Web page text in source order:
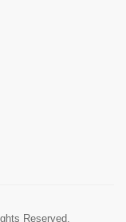
Reserved.